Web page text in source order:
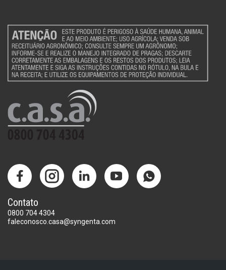
Contato
0800 704 4304
faleconosco.casa@syngenta.com